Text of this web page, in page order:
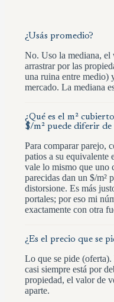
¿Usás promedio?
No. Uso la mediana, el
arrastrar por las
una ruina entre medio)
mercado. La mediana
¿Qué es el m²
$/m² puede diferir
Para comparar parejo,
patios a su equivalente
vale lo mismo que uno
parecidas dan un $/m²
distorsione. Es más
portales; por eso mi
exactamente con otra
¿Es el precio que se
Lo que se pide
casi siempre está por
propiedad, el valor de
aparte.